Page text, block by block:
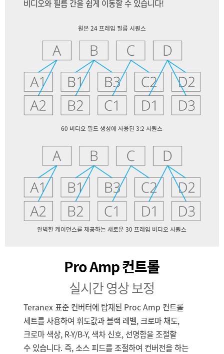
비디오와 필름 간을 쉽게 이동할 수 있습니다!
원본 24 프레임 필름 시퀀스
60 비디오 필드 생성에 사용된 3:2 시퀀스
완벽한 케이던스를 제공하는 새로운 30 프레임 비디오 시퀀스
Pro Amp 컨트롤
실시간 영상 보정
Teranex 표준 컨버터에 탑재된 Proc Amp 컨트롤
세트를 사용하여 휘도값과 블랙 레벨, 크로마 채도,
크로마 색상, R-Y/B-Y, 색차 신호, 선명함을 조절할
수 있습니다. 즉, 소스 피드를 조절하여 컨버전을 하는